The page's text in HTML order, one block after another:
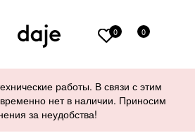
0
0
работы. В связи с этим
нет в наличии. Приносим
за неудобства!